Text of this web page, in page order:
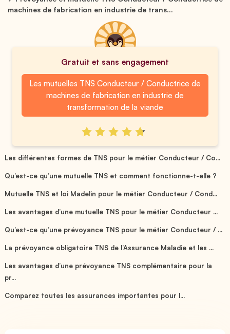
machines de fabrication en industrie de trans...
Gratuit et sans engagement
Les mutuelles TNS Conducteur / Conductrice de
machines de fabrication en industrie de
transformation de la viande
Les différentes formes de TNS pour le métier Conducteur / Co...
Qu’est-ce qu’une mutuelle TNS et comment fonctionne-t-elle ?
Mutuelle TNS et loi Madelin pour le métier Conducteur / Cond...
Les avantages d’une mutuelle TNS pour le métier Conducteur ...
Qu’est-ce qu’une prévoyance TNS pour le métier Conducteur / ...
La prévoyance obligatoire TNS de l’Assurance Maladie et les ...
Les avantages d’une prévoyance TNS complémentaire pour la
pr...
Comparez toutes les assurances importantes pour l...